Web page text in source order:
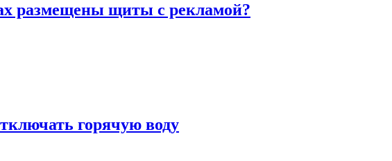
размещены щиты с рекламой?
горячую воду